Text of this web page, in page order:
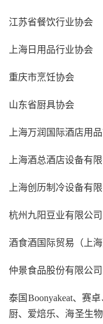
江苏省餐饮行业协会
上海日用品行业协会
重庆市烹饪协会
山东省厨具协会
上海万润国际酒店用
上海酒总酒店设备有
上海创历制冷设备有
杭州九阳豆业有限公司
酒食酒国际贸易（上
仲景食品股份有限公司
泰国Boonyakeat、赛
厨、爱焙乐、海圣生